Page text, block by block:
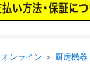
オンライン ＞ 厨房機器